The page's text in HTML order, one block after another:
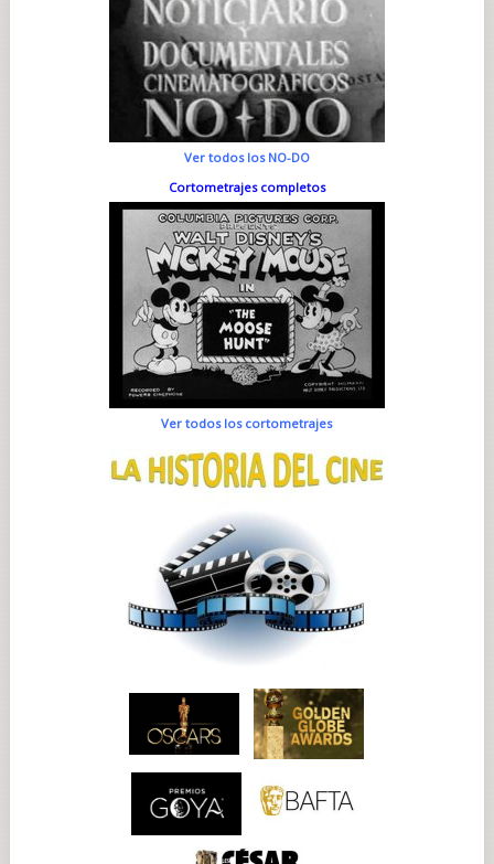
Ver todos los NO-DO
Cortometrajes completos
Ver todos los cortometrajes